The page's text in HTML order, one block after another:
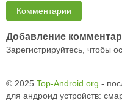
Комментарии
Добавление
Зарегистрируйтесь, чтобы
© 2025 Top-Android.org -
для андроид устройств: